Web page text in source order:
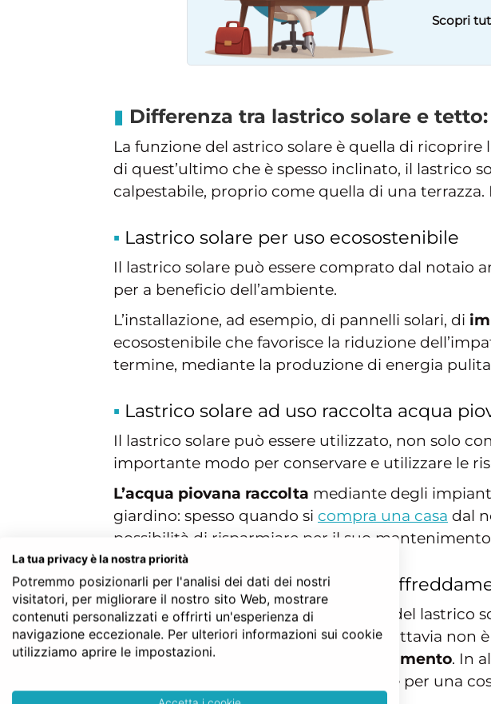
Scopri
Differenza tra lastrico solare e
La funzione del astrico solare è quella di ricoprire
di quest’ultimo che è spesso inclinato, il lastrico
calpestabile, proprio come quella di una
Lastrico solare per uso ecosostenibile
Il lastrico solare può essere comprato dal notaio
per a beneficio dell’ambiente.
L’installazione, ad esempio, di pannelli solari, di
ecosostenibile che favorisce la riduzione
termine, mediante la produzione di energia
Lastrico solare ad uso raccolta acqua
Il lastrico solare può essere utilizzato, non solo
importante modo per conservare e utilizzare le
L’acqua piovana raccolta mediante degli
giardino: spesso quando si compra una casa dal
possibilità di risparmiare per il suo
Lastrico solare e impianto di
Solitamente l’utilizzo più conosciuto del lastrico
abbiamo analizzato in precedenza. Tuttavia non
l’installazione di
impianti di raffreddamento. In
zona particolare in cui si trova oppure per una
La tua privacy è la nostra priorità
Potremmo posizionarli per l'analisi dei dati dei nostri
visitatori, per migliorare il nostro sito Web, mostrare
contenuti personalizzati e offrirti un'esperienza di
navigazione eccezionale. Per ulteriori informazioni sui cookie
utilizziamo aprire le impostazioni.